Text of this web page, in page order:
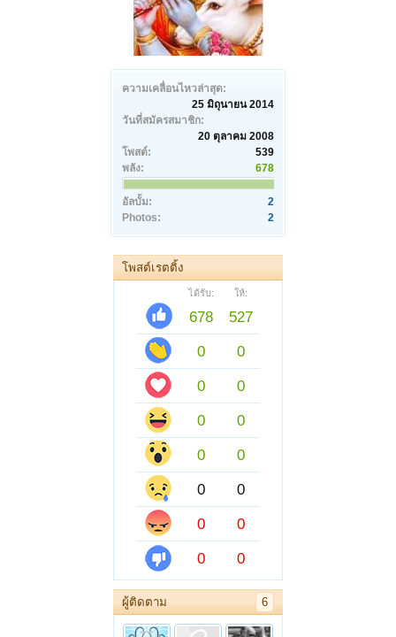
ความเคลื่อนไหวล่าสุด:
25 มิถุนายน 2014
วันที่สมัครสมาชิก:
20 ตุลาคม 2008
โพสต์:
539
พลัง:
678
อัลบั้ม:
2
Photos:
2
โพสต์เรตติ้ง
ได้รับ: ให้:
678
527
0
0
0
0
0
0
0
0
0
0
0
0
0
0
ผู้ติดตาม 6